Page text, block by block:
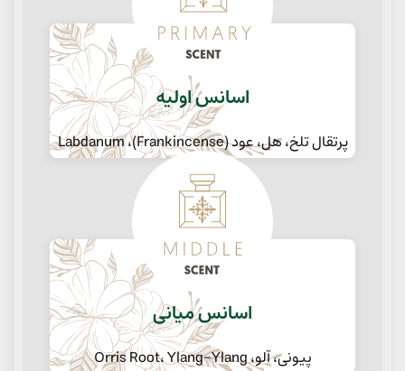
اسانس اولیه
پرتقال تلخ، هل، عود (Frankincense)، Labdanum
اسانس میانی
پیونی، آلو، Orris Root، Ylang-Ylang